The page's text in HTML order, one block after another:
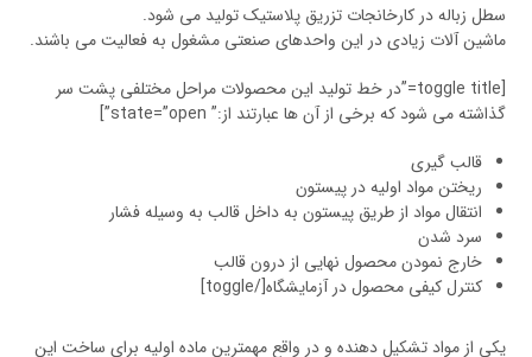
سطل زباله در کارخانجات تزریق پلاستیک تولید می شود.
ماشین آلات زیادی در این واحدهای صنعتی مشغول به فعالیت می باشند.
[toggle title=”در خط تولید این محصولات مراحل مختلفی پشت سر
گذاشته می شود که برخی از آن ها عبارتند از:” state=”open”]
قالب گیری
ریختن مواد اولیه در پیستون
انتقال مواد از طریق پیستون به داخل قالب به وسیله فشار
سرد شدن
خارج نمودن محصول نهایی از درون قالب
کنترل کیفی محصول در آزمایشگاه[/toggle]
یکی از مواد تشکیل دهنده و در واقع مهمترین ماده اولیه برای ساخت این